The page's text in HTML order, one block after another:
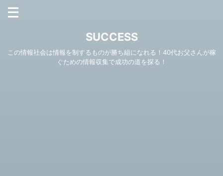
SUCCESS
この情報社会は情報を制するものが勝ち組になれる！40代お父さんが稼
ぐための情報収集で成功の道を探る！